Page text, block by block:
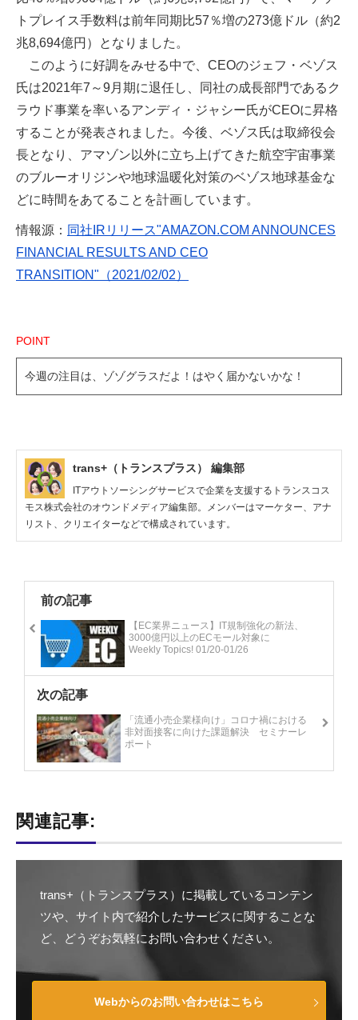
トプレイス手数料は前年同期比57％増の273億ドル（約2
兆8,694億円）となりました。
このように好調をみせる中で、CEOのジェフ・ベゾス
氏は2021年7～9月期に退任し、同社の成長部門であるク
ラウド事業を率いるアンディ・ジャシー氏がCEOに昇格
することが発表されました。今後、ベゾス氏は取締役会
長となり、アマゾン以外に立ち上げてきた航空宇宙事業
のブルーオリジンや地球温暖化対策のベゾス地球基金な
どに時間をあてることを計画しています。
情報源： 同社IRリリース"AMAZON.COM ANNOUNCES
FINANCIAL RESULTS AND CEO
TRANSITION"（2021/02/02）
POINT
今週の注目は、ゾゾグラスだよ！はやく届かないかな！
trans+（トランスプラス） 編集部
ITアウトソーシングサービスで企業を支援するトランスコス
モス株式会社のオウンドメディア編集部。メンバーはマーケター、アナ
リスト、クリエイターなどで構成されています。
前の記事
【EC業界ニュース】IT規制強化の新法、
3000億円以上のECモール対象に
Weekly Topics! 01/20-01/26
次の記事
「流通小売企業様向け」コロナ禍における
非対面接客に向けた課題解決 セミナーレ
ポート
関連記事:
trans+（トランスプラス）に掲載しているコンテン
ツや、サイト内で紹介したサービスに関することな
ど、どうぞお気軽にお問い合わせください。
Webからのお問い合わせはこちら